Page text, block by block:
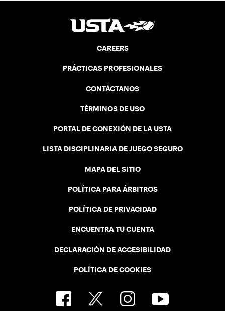
CAREERS
PRÁCTICAS PROFESIONALES
CONTÁCTANOS
TÉRMINOS DE USO
PORTAL DE CONEXIÓN DE LA USTA
LISTA DISCIPLINARIA DE JUEGO SEGURO
MAPA DEL SITIO
POLÍTICA PARA ÁRBITROS
POLÍTICA DE PRIVACIDAD
ENCUENTRA TU CUENTA
DECLARACIÓN DE ACCESIBILIDAD
POLÍTICA DE COOKIES